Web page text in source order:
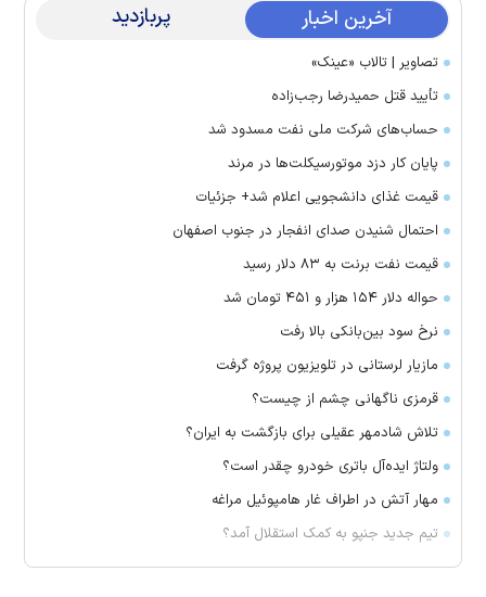
آخرین اخبار پربازدید
تصاویر | تالاب «عینک»
تأیید قتل حمیدرضا رجب‌زاده
حساب‌های شرکت ملی نفت مسدود شد
پایان کار دزد موتورسیکلت‌ها در مرند
قیمت غذای دانشجویی اعلام شد+ جزئیات
احتمال شنیدن صدای انفجار در جنوب اصفهان
قیمت نفت برنت به ۸۳ دلار رسید
حواله دلار ۱۵۴ هزار و ۴۵۱ تومان شد
نرخ سود بین‌بانکی بالا رفت
مازیار لرستانی در تلویزیون پروژه گرفت
قرمزی ناگهانی چشم از چیست؟
تلاش شادمهر عقیلی برای بازگشت به ایران؟
ولتاژ ایده‌آل باتری خودرو چقدر است؟
مهار آتش در اطراف غار هامپوئیل مراغه
تیم جدید جنپو به کمک استقلال آمد؟